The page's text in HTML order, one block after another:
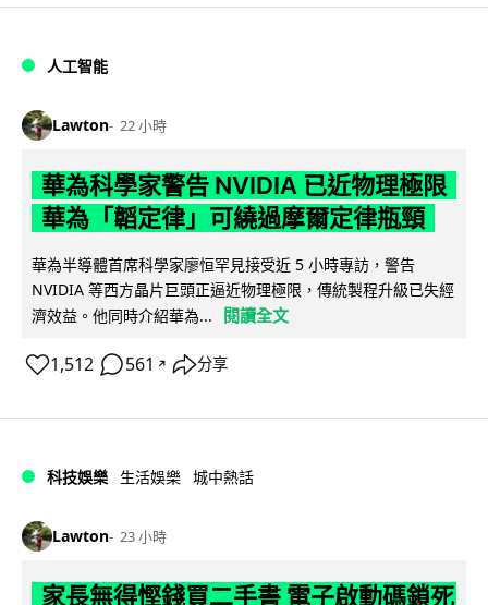
人工智能
Lawton 22 小時
華為科學家警告 NVIDIA 已近物理極限
華為「韜定律」可繞過摩爾定律瓶頸
華為半導體首席科學家廖恒罕見接受近 5 小時專訪，警告
NVIDIA 等西方晶片巨頭正逼近物理極限，傳統製程升級已失經
濟效益。他同時介紹華為...
閱讀全文
1,512 561 ↗ 分享
科技娛樂 生活娛樂 城中熱話
Lawton 23 小時
家長無得慳錢買二手書 電子啟動碼鎖死